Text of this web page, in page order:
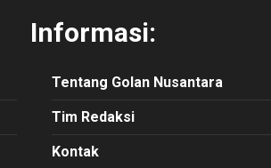
Informasi:
Tentang Golan Nusantara
Tim Redaksi
Kontak